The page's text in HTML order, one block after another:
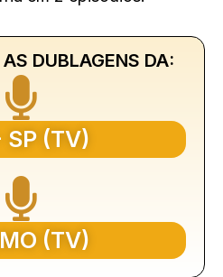
DUBLAGENS DA:
SP (TV)
(TV)